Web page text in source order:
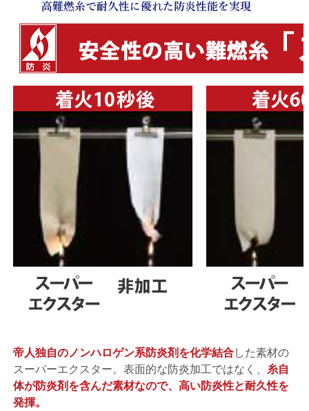
高難燃糸で耐久性に優れた 防炎性能を実現
帝人独自のノンハロゲン系防炎剤を化学結合した素材の
スーパーエクスター。表面的な防炎加工ではなく、 糸自
体が防炎剤を含んだ素材なので、高い防炎性と耐久性を
発揮。